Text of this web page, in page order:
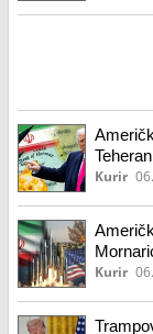
Kurir
Kurir